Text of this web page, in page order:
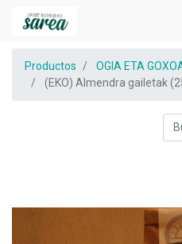
Productos
OGIA ETA
(EKO) Almendra gailetak